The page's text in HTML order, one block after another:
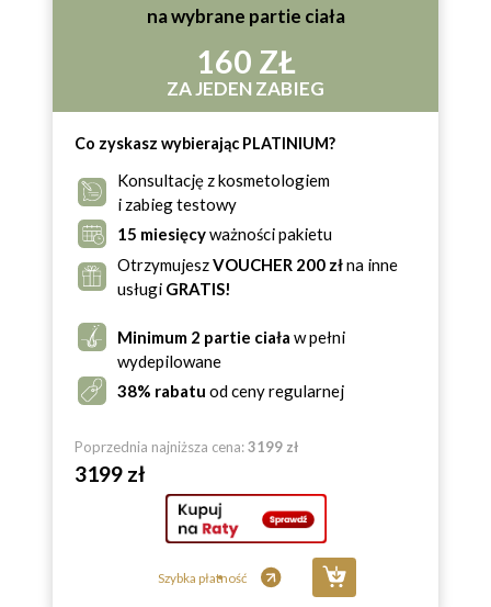
na wybrane partie ciała
160 ZŁ
ZA JEDEN ZABIEG
Co zyskasz wybierając PLATINIUM?
Konsultację z kosmetologiem
i zabieg testowy
15 miesięcyważności pakietu
OtrzymujeszVOUCHER 200 złna inne
usługi GRATIS!
Minimum 2 partie ciała w pełni
wydepilowane
38% rabatu od ceny regularnej
Poprzednia najniższa cena:3199 zł
3199 zł
Szybka płatność